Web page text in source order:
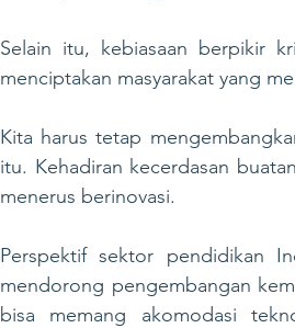
Selain itu, kebiasaan berpikir
menciptakan masyarakat yang
Kita harus tetap
itu. Kehadiran kecerdasan
menerus berinovasi.
Perspektif sektor pendidikan
mendorong pengembangan
bisa memang akomodasi